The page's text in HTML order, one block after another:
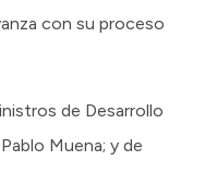
con su proceso
de Desarrollo
Muena; y de